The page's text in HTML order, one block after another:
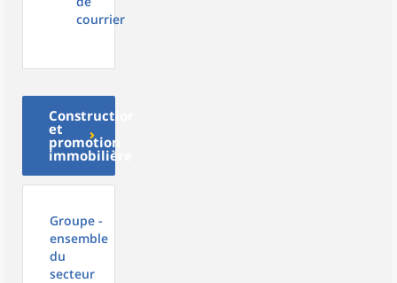
courrier
Construction
et
promotion
immobilière
Groupe -
ensemble
du
secteur